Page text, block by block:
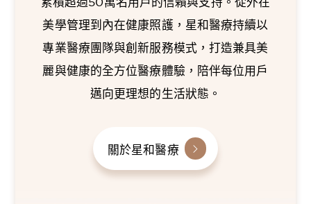
美學管理到內在健康照護，星和醫療持續以
專業醫療團隊與創新服務模式，打造兼具美
麗與健康的全方位醫療體驗，陪伴每位用戶
邁向更理想的生活狀態。
關於星和醫療